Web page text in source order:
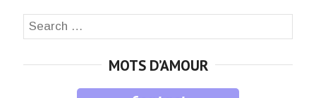
Search
MOTS D’AMOUR